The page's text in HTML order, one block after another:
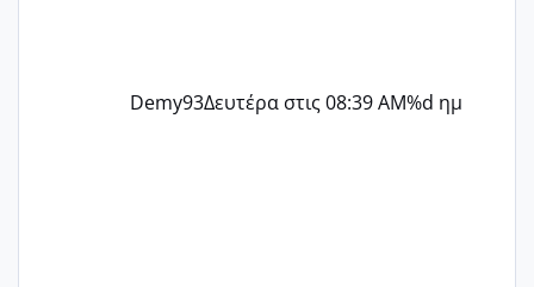
Demy93Δευτέρα στις 08:39 AM%d ημ